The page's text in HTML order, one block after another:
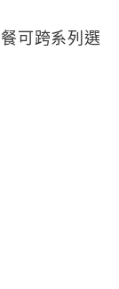
可跨系列選